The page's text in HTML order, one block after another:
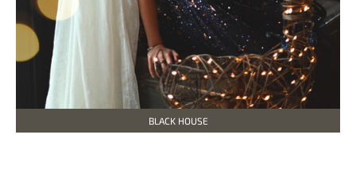
BLACK HOUSE